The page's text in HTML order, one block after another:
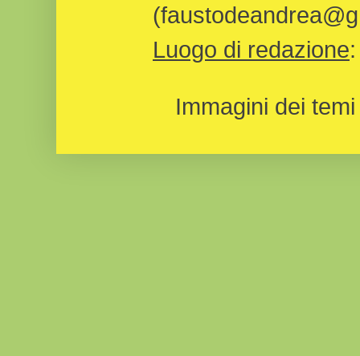
Luogo di redazione
Immagini dei